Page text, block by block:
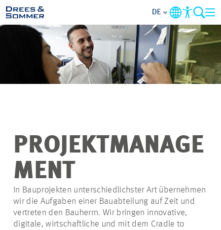
ÜBERSICHT
ÜBER UNS
RUND UMS BEWERBEN
STELLENANGEBOTE
DE
PROJEKTMANAGE
MENT
In Bauprojekten unterschiedlichster Art übernehmen
wir die Aufgaben einer Bauabteilung auf Zeit und
vertreten den Bauherrn. Wir bringen innovative,
digitale, wirtschaftliche und mit dem Cradle to